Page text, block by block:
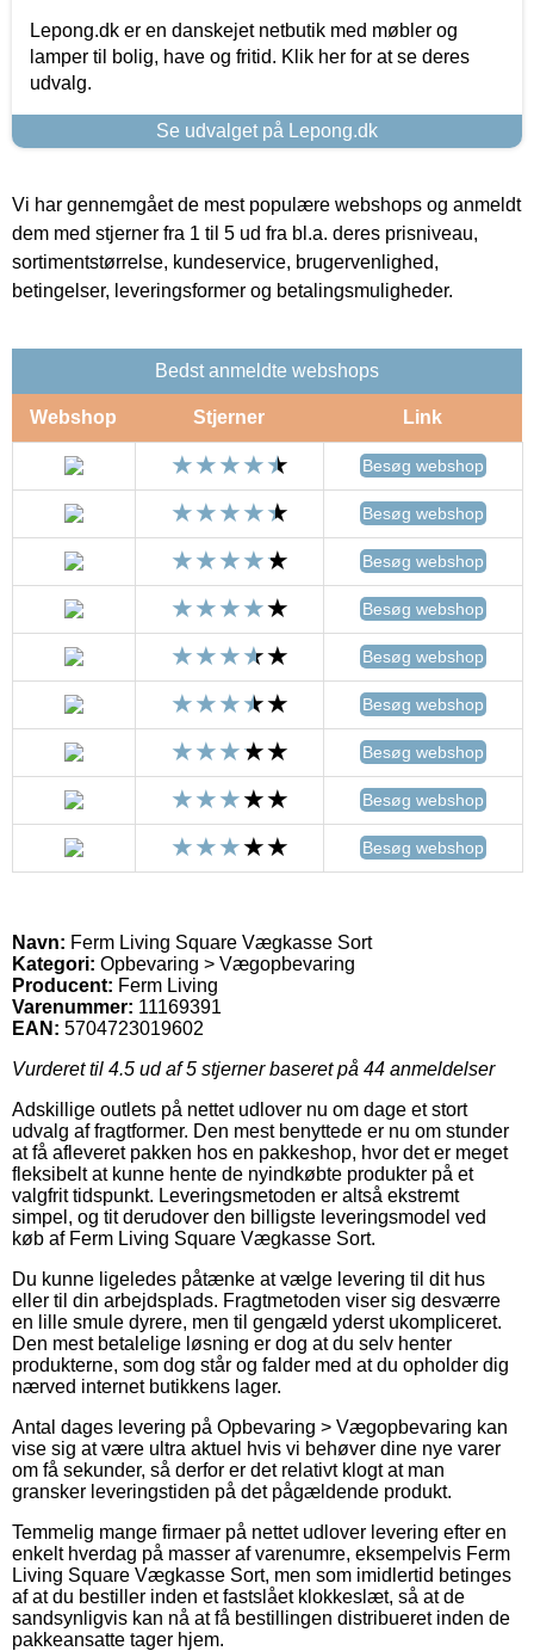
Lepong.dk er en danskejet netbutik med møbler og
lamper til bolig, have og fritid. Klik her for at se deres
udvalg.
Se udvalget på Lepong.dk
Vi har gennemgået de mest populære webshops og anmeldt
dem med stjerner fra 1 til 5 ud fra bl.a. deres prisniveau,
sortimentstørrelse, kundeservice, brugervenlighed,
betingelser, leveringsformer og betalingsmuligheder.
Bedst anmeldte webshops
Webshop Stjerner Link
Besøg webshop
Besøg webshop
Besøg webshop
Besøg webshop
Besøg webshop
Besøg webshop
Besøg webshop
Besøg webshop
Besøg webshop
Navn: Ferm Living Square Vægkasse Sort
Kategori: Opbevaring > Vægopbevaring
Producent: Ferm Living
Varenummer: 11169391
EAN: 5704723019602
Vurderet til 4.5 ud af 5 stjerner baseret på 44 anmeldelser
Adskillige outlets på nettet udlover nu om dage et stort
udvalg af fragtformer. Den mest benyttede er nu om stunder
at få afleveret pakken hos en pakkeshop, hvor det er meget
fleksibelt at kunne hente de nyindkøbte produkter på et
valgfrit tidspunkt. Leveringsmetoden er altså ekstremt
simpel, og tit derudover den billigste leveringsmodel ved
køb af Ferm Living Square Vægkasse Sort.
Du kunne ligeledes påtænke at vælge levering til dit hus
eller til din arbejdsplads. Fragtmetoden viser sig desværre
en lille smule dyrere, men til gengæld yderst ukompliceret.
Den mest betalelige løsning er dog at du selv henter
produkterne, som dog står og falder med at du opholder dig
nærved internet butikkens lager.
Antal dages levering på Opbevaring > Vægopbevaring kan
vise sig at være ultra aktuel hvis vi behøver dine nye varer
om få sekunder, så derfor er det relativt klogt at man
gransker leveringstiden på det pågældende produkt.
Temmelig mange firmaer på nettet udlover levering efter en
enkelt hverdag på masser af varenumre, eksempelvis Ferm
Living Square Vægkasse Sort, men som imidlertid betinges
af at du bestiller inden et fastslået klokkeslæt, så at de
sandsynligvis kan nå at få bestillingen distribueret inden de
pakkeansatte tager hjem.